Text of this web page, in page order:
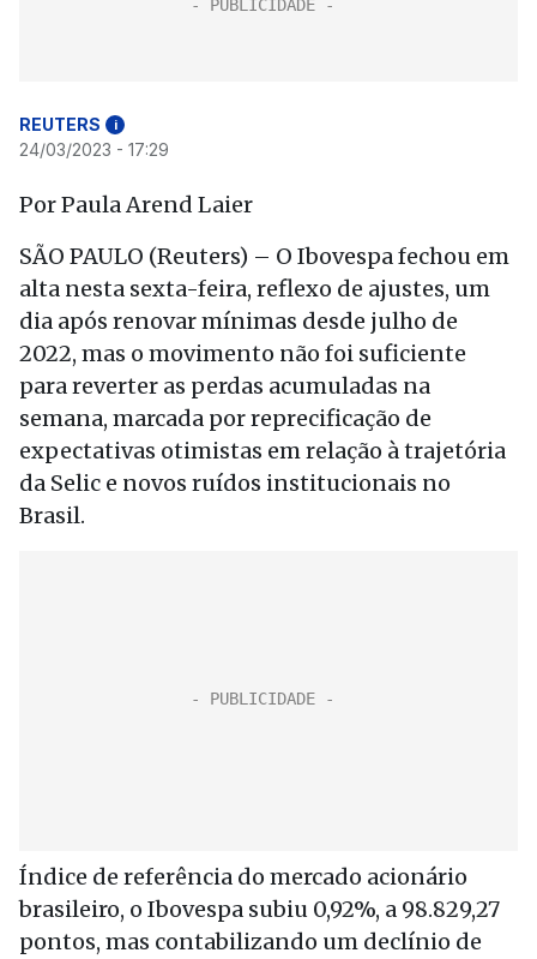
REUTERS i
24/03/2023 - 17:29
Por Paula Arend Laier
SÃO PAULO (Reuters) – O Ibovespa fechou em
alta nesta sexta-feira, reflexo de ajustes, um
dia após renovar mínimas desde julho de
2022, mas o movimento não foi suficiente
para reverter as perdas acumuladas na
semana, marcada por reprecificação de
expectativas otimistas em relação à trajetória
da Selic e novos ruídos institucionais no
Brasil.
Índice de referência do mercado acionário
brasileiro, o Ibovespa subiu 0,92%, a 98.829,27
pontos, mas contabilizando um declínio de